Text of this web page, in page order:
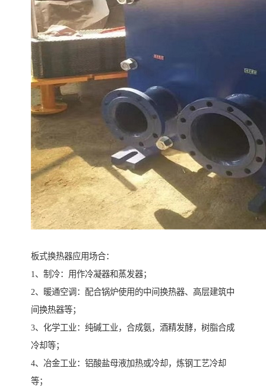
板式换热器应用场合：
1、制冷：用作冷凝器和蒸发器；
2、暖通空调：配合锅炉使用的中间换热器、高层建筑中
间换热器等；
3、化学工业：纯碱工业，合成氨，酒精发酵，树脂合成
冷却等；
4、冶金工业：铝酸盐母液加热或冷却，炼钢工艺冷却
等；